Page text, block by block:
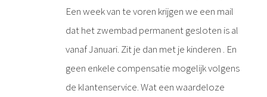
Een week van te voren krijgen we een mail
dat het zwembad permanent gesloten is al
vanaf Januari. Zit je dan met je kinderen . En
geen enkele compensatie mogelijk volgens
de klantenservice. Wat een waardeloze